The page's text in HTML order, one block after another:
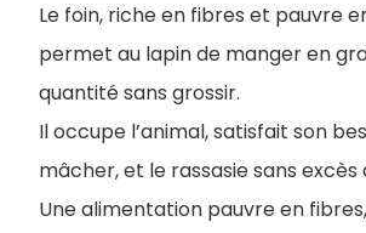
Le foin, riche en fibres et pauvre
permet au lapin de manger en
quantité sans grossir.
Il occupe l’animal, satisfait son
mâcher, et le rassasie sans excès
Une alimentation pauvre en